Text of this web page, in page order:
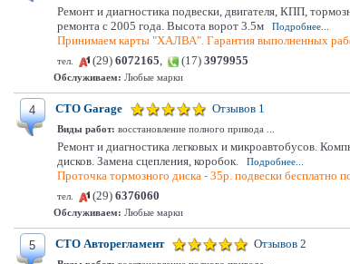
Ремонт и диагностика подвески, двигателя, КПП,
ремонта с 2005 года. Высота ворот 3.5м
Подробнее...
Принимаем карты "ХАЛВА". Гарантия выполненных
тел. (29) 6072165, (17) 3979955
Обслуживаем: Любые марки
4 СТО Garage Отзывов 1
Виды работ: восстановление полного привода ...
Ремонт и диагностика легковых и микроавтобусов.
дисков. Замена сцепления, коробок.
Подробнее...
Проточка тормозного диска - 35р. подвески бесплатно
тел. (29) 6376060
Обслуживаем: Любые марки
5 СТО Авторегламент Отзывов 2